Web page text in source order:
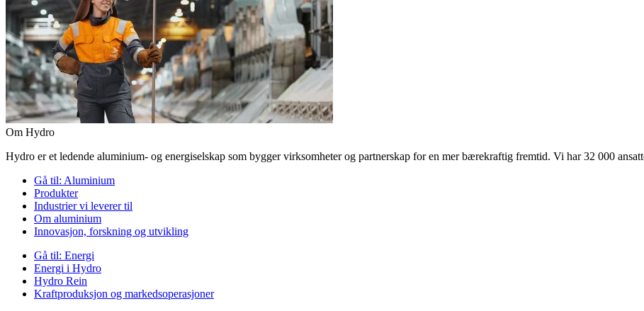
Om Hydro
Hydro er et ledende aluminium- og energiselskap som bygger virksomheter og partnerskap for en mer bærekraftig fremtid. Vi har 32 000
Gå til: Aluminium
Produkter
Industrier vi leverer til
Om aluminium
Innovasjon, forskning og utvikling
Gå til: Energi
Energi i Hydro
Hydro Rein
Kraftproduksjon og markedsoperasjoner